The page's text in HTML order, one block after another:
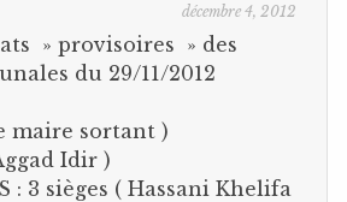
décembre 4, 2012
» provisoires » des
du 29/11/2012
maire sortant )
Idir )
: 3 sièges ( Hassani Khelifa